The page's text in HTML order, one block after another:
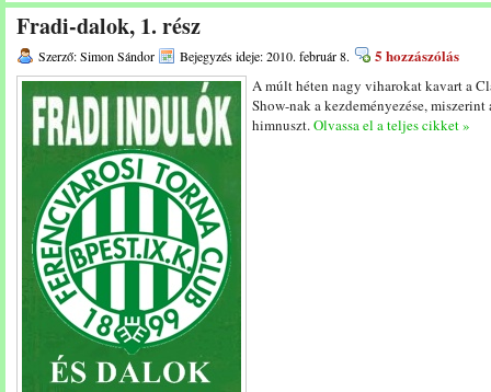
Fradi-dalok, 1. rész
Szerző: Simon Sándor Bejegyzés ideje: 2010. február 8. 5 hozzászólás
A múlt héten nagy viharokat kavart a
Show-nak a kezdeményezése,
himnuszt.Olvassa el a teljes cikket »